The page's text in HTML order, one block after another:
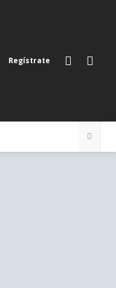
Regístrate